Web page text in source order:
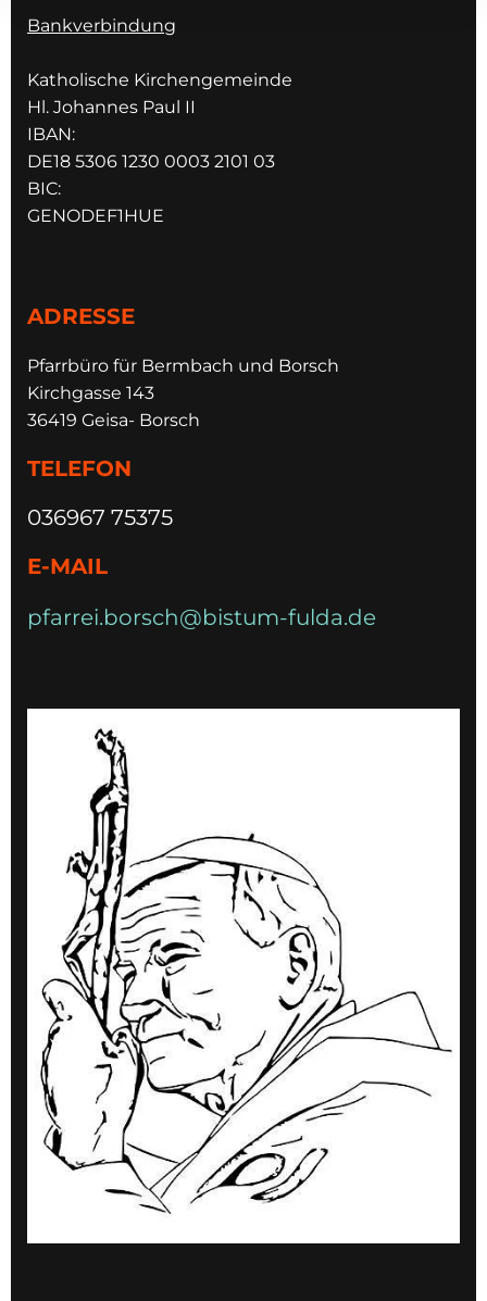
Bankverbindung
Katholische Kirchengemeinde
Hl. Johannes Paul II
IBAN:
DE18 5306 1230 0003 2101 03
BIC:
GENODEF1HUE
ADRESSE
Pfarrbüro für Bermbach und Borsch
Kirchgasse 143
36419 Geisa- Borsch
TELEFON
036967 75375
E-MAIL
pfarrei.borsch@bistum-fulda.de